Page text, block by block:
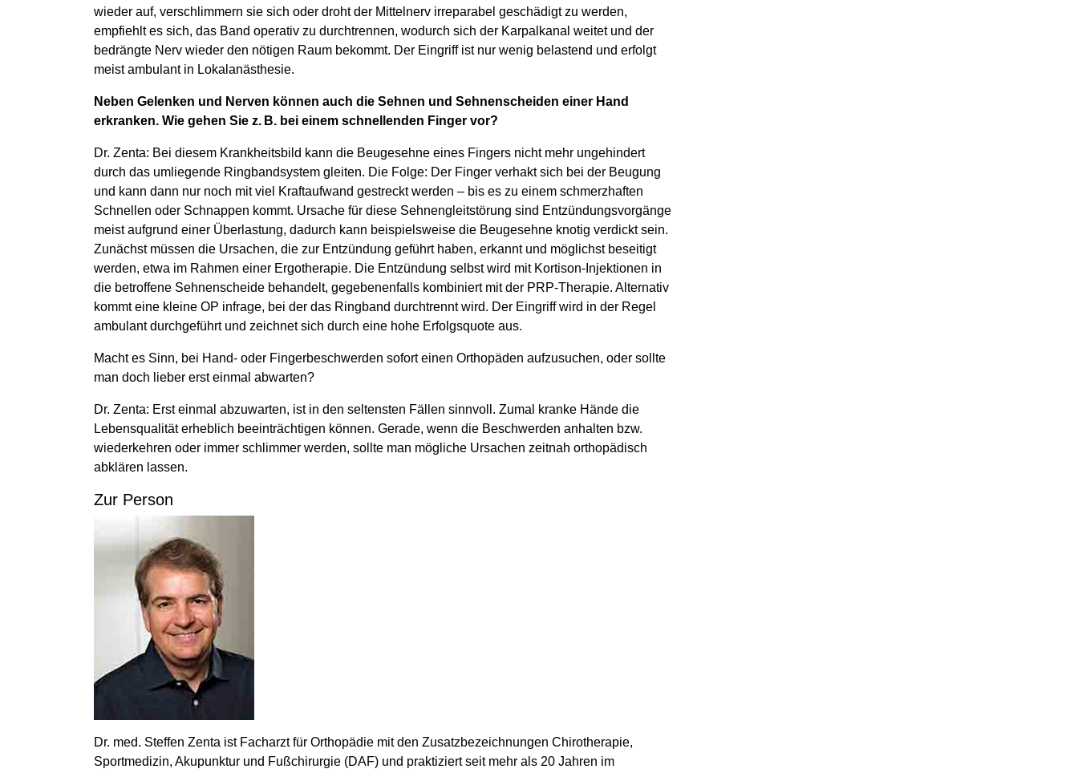
wieder auf, verschlimmern sie sich oder droht der Mittelnerv irreparabel geschädigt zu werden,
empfiehlt es sich, das Band operativ zu durchtrennen, wodurch sich der Karpalkanal weitet und der
bedrängte Nerv wieder den nötigen Raum bekommt. Der Eingriff ist nur wenig belastend und erfolgt
meist ambulant in Lokalanästhesie.
Neben Gelenken und Nerven können auch die Sehnen und Sehnenscheiden einer Hand
erkranken. Wie gehen Sie z. B. bei einem schnellenden Finger vor?
Dr. Zenta: Bei diesem Krankheitsbild kann die Beugesehne eines Fingers nicht mehr ungehindert
durch das umliegende Ringbandsystem gleiten. Die Folge: Der Finger verhakt sich bei der Beugung
und kann dann nur noch mit viel Kraftaufwand gestreckt werden – bis es zu einem schmerzhaften
Schnellen oder Schnappen kommt. Ursache für diese Sehnengleitstörung sind Entzündungsvorgänge
meist aufgrund einer Überlastung, dadurch kann beispielsweise die Beugesehne knotig verdickt sein.
Zunächst müssen die Ursachen, die zur Entzündung geführt haben, erkannt und möglichst beseitigt
werden, etwa im Rahmen einer Ergotherapie. Die Entzündung selbst wird mit Kortison-Injektionen in
die betroffene Sehnenscheide behandelt, gegebenenfalls kombiniert mit der PRP-Therapie. Alternativ
kommt eine kleine OP infrage, bei der das Ringband durchtrennt wird. Der Eingriff wird in der Regel
ambulant durchgeführt und zeichnet sich durch eine hohe Erfolgsquote aus.
Macht es Sinn, bei Hand- oder Fingerbeschwerden sofort einen Orthopäden aufzusuchen, oder sollte
man doch lieber erst einmal abwarten?
Dr. Zenta: Erst einmal abzuwarten, ist in den seltensten Fällen sinnvoll. Zumal kranke Hände die
Lebensqualität erheblich beeinträchtigen können. Gerade, wenn die Beschwerden anhalten bzw.
wiederkehren oder immer schlimmer werden, sollte man mögliche Ursachen zeitnah orthopädisch
abklären lassen.
Zur Person
Dr. med. Steffen Zenta ist Facharzt für Orthopädie mit den Zusatzbezeichnungen Chirotherapie,
Sportmedizin, Akupunktur und Fußchirurgie (DAF) und praktiziert seit mehr als 20 Jahren im